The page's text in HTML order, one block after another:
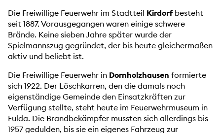
Die Freiwillige Feuerwehr im Stadtteil Kirdorfbesteht
seit 1887. Vorausgegangen waren einige schwere
Brände. Keine sieben Jahre später wurde der
Spielmannszug gegründet, der bis heute gleichermaßen
aktiv und beliebt ist.
Die Freiwillige Feuerwehr in Dornholzhausen formierte
sich 1922. Der Löschkarren, den die damals noch
eigenständige Gemeinde den Einsatzkräften zur
Verfügung stellte, steht heute im Feuerwehrmuseum in
Fulda. Die Brandbekämpfer mussten sich allerdings bis
1957 gedulden, bis sie ein eigenes Fahrzeug zur